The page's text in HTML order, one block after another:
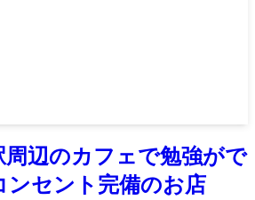
周辺のカフェで勉強がで
ンセント完備のお店